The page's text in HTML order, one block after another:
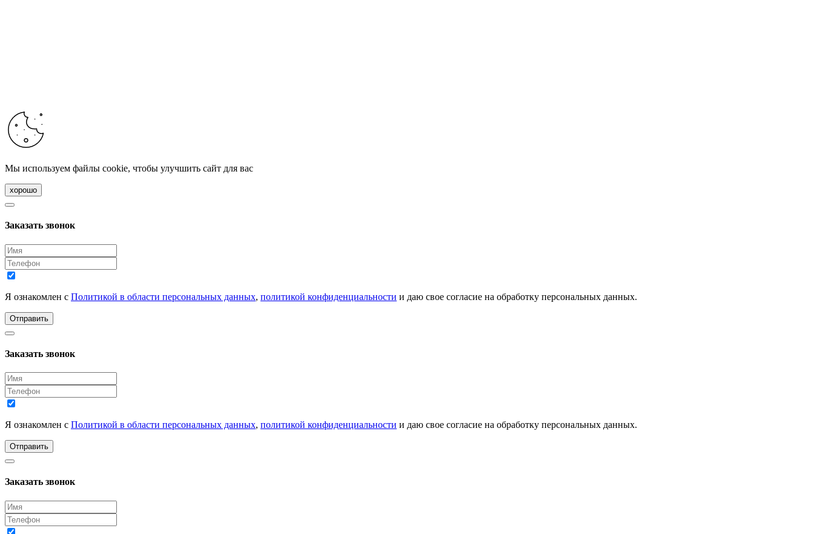
Мы используем файлы cookie, чтобы улучшить сайт для вас
хорошо
Заказать звонок
Я ознакомлен с Политикой в области персональных данных, политикой конфиденциальности и даю свое согласие на обработку персональных данных.
Отправить
Заказать звонок
Я ознакомлен с Политикой в области персональных данных, политикой конфиденциальности и даю свое согласие на обработку персональных данных.
Отправить
Заказать звонок